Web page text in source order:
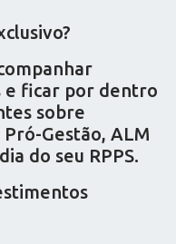
e ficar por dentro
sobre
Gestão, ALM
do seu RPPS.